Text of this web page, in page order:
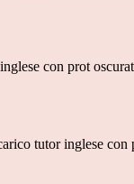
con prot
tutor inglese con